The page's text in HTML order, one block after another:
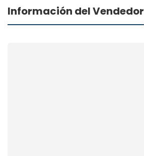
Información del Vendedor